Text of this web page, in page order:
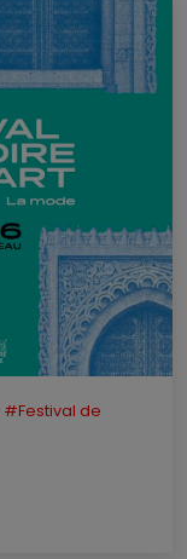
#Festival de